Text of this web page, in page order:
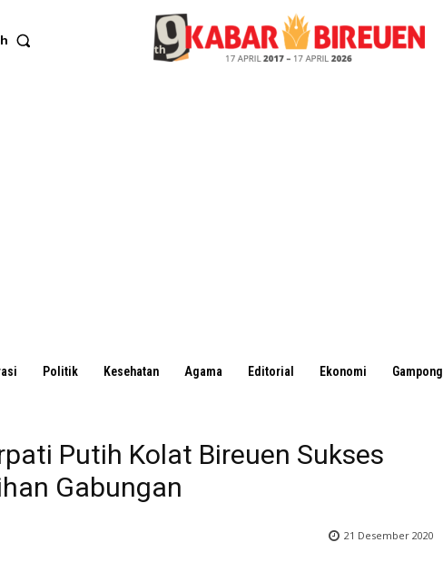
Politik Kesehatan Agama Editorial Ekonomi Gampong
Putih Kolat Bireuen Sukses
Gabungan
21 Desember 2020